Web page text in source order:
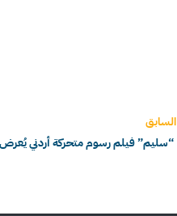
السابق
“سليم” فيلم رسوم متحركة أردني يُعرض في